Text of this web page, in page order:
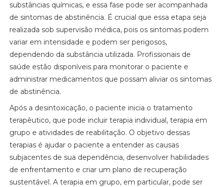
substâncias químicas, e essa fase pode ser acompanhada
de sintomas de abstinência. É crucial que essa etapa seja
realizada sob supervisão médica, pois os sintomas podem
variar em intensidade e podem ser perigosos,
dependendo da substância utilizada. Profissionais de
saúde estão disponíveis para monitorar o paciente e
administrar medicamentos que possam aliviar os sintomas
de abstinência.
Após a desintoxicação, o paciente inicia o tratamento
terapêutico, que pode incluir terapia individual, terapia em
grupo e atividades de reabilitação. O objetivo dessas
terapias é ajudar o paciente a entender as causas
subjacentes de sua dependência, desenvolver habilidades
de enfrentamento e criar um plano de recuperação
sustentável. A terapia em grupo, em particular, pode ser